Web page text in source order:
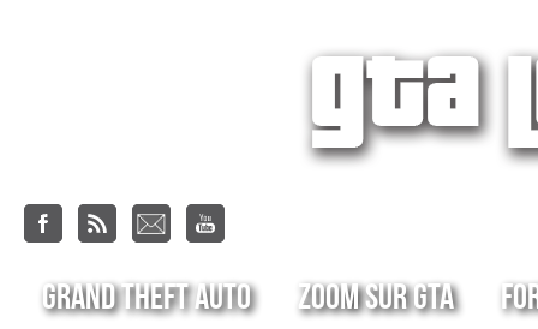
Grand Theft Auto Zoom sur GTA